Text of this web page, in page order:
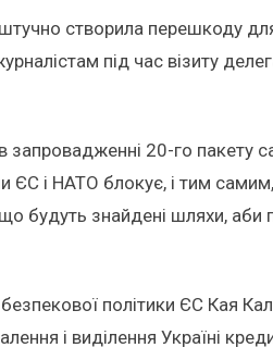
створила перешкоду
під час візиту
20-го пакету
і НАТО блокує, і тим
будуть знайдені шляхи,
політики ЄС Кая
і виділення Україні